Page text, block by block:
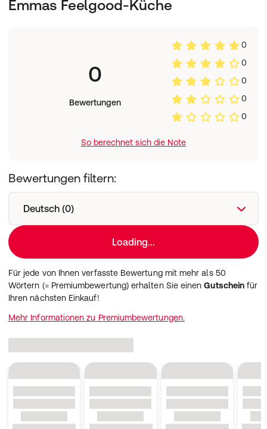
Emmas Feelgood-Küche
0
Bewertungen
0
0
0
0
0
So berechnet sich die Note
Bewertungen filtern:
Deutsch (0)
Loading...
Für jede von Ihnen verfasste Bewertung mit mehr als 50
Wörtern (= Premiumbewertung) erhalten Sie einenGutschein für
Ihren nächsten Einkauf!
Mehr Informationen zu Premiumbewertungen.